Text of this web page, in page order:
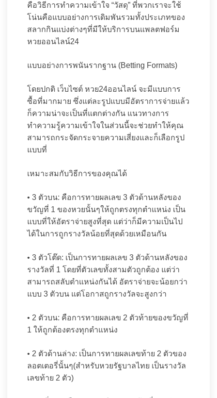
คือวิธีการทำความเข้าใจ “วัสดุ” ที่พวกเราจะใช้
โน่นคือแบบอย่างการเดิมพันรวมทั้งประเภทของ
สลากกินแบ่งต่างๆที่มีให้บริการบนแพลตฟอร์ม
หวยออนไลน์24
แบบอย่างการพนันรากฐาน (Betting Formats)
โดยปกติ เว็บไซต์ หวย24ออนไลน์ จะมีแบบการ
ซื้อที่มากมาย ซึ่งแต่ละรูปแบบมีอัตราการจ่ายแล้ว
ก็ความน่าจะเป็นที่แตกต่างกัน แนวทางการ
ทำความรู้ความเข้าใจในส่วนนี้จะช่วยทำให้คุณ
สามารถกระจัดกระจายความเสี่ยงและก็เลือกรูป
แบบที่
เหมาะสมกับวิธีการของคุณได้
• 3 ตัวบน: คือการทายผลเลข 3 ตัวด้านหลังของ
ขวัญที่ 1 ของหวยนั้นๆให้ถูกตรงทุกตำแหน่ง เป็น
แบบที่ให้อัตราจ่ายสูงที่สุด แต่ว่าก็มีความเป็นไป
ได้ในการถูกรางวัลน้อยที่สุดด้วยเหมือนกัน
• 3 ตัวโต๊ด: เป็นการทายผลเลข 3 ตัวด้านหลังของ
รางวัลที่ 1 โดยที่ตัวเลขทั้งสามตัวถูกต้อง แต่ว่า
สามารถสลับตำแหน่งกันได้ อัตราจ่ายจะน้อยกว่า
แบบ 3 ตัวบน แต่โอกาสถูกรางวัลจะสูงกว่า
• 2 ตัวบน: คือการทายผลเลข 2 ตัวท้ายของขวัญที่
1 ให้ถูกต้องตรงทุกตำแหน่ง
• 2 ตัวด้านล่าง: เป็นการทายผลเลขท้าย 2 ตัวของ
ลอตเตอรี่นั้นๆ(สำหรับหวยรัฐบาลไทย เป็นรางวัล
เลขท้าย 2 ตัว)